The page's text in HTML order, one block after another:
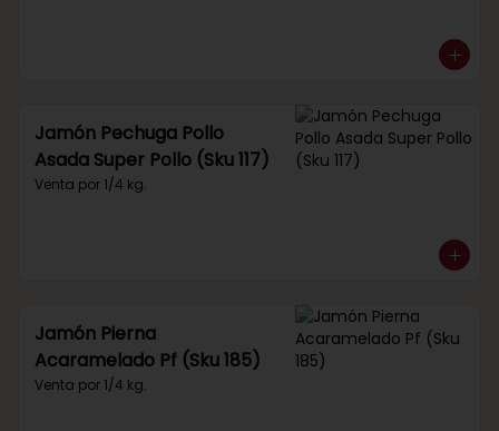
Jamón Pechuga Pollo
Asada Super Pollo (Sku 117)
Venta por 1/4 kg.
Jamón Pierna
Acaramelado Pf (Sku 185)
Venta por 1/4 kg.